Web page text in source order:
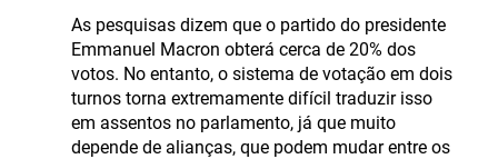
As pesquisas dizem que o partido do presidente
Emmanuel Macron obterá cerca de 20% dos
votos. No entanto, o sistema de votação em dois
turnos torna extremamente difícil traduzir isso
em assentos no parlamento, já que muito
depende de alianças, que podem mudar entre os